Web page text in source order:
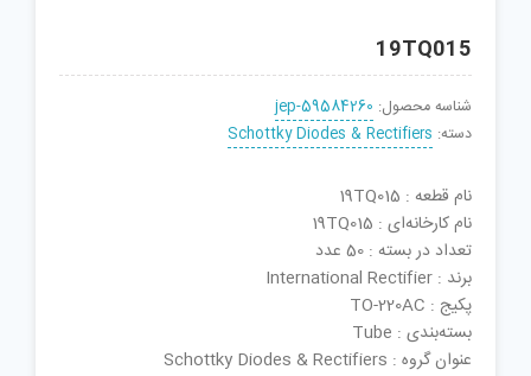
19TQ015
شناسه محصول: jep-59584260
دسته: Schottky Diodes & Rectifiers
نام قطعه : 19TQ015
نام کارخانه‌ای : 19TQ015
تعداد در بسته : 50 عدد
برند : International Rectifier
پکیج : TO-220AC
بسته‌بندی : Tube
عنوان گروه : Schottky Diodes & Rectifiers